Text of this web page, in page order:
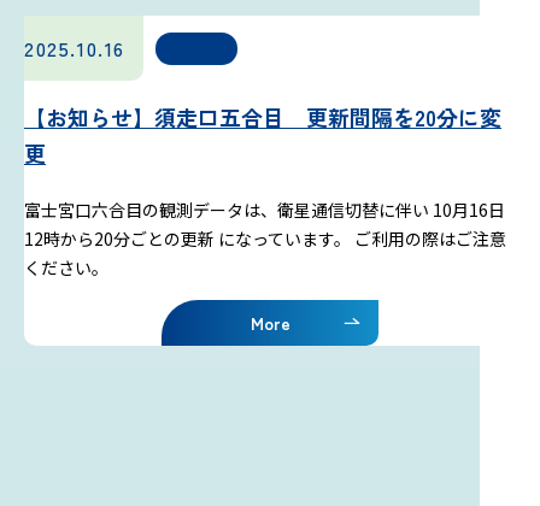
2025.10.16
【お知らせ】須走口五合目 更新間隔を20分に変
更
富士宮口六合目の観測データは、衛星通信切替に伴い 10月16日
12時から20分ごとの更新 になっています。 ご利用の際はご注意
ください。
More